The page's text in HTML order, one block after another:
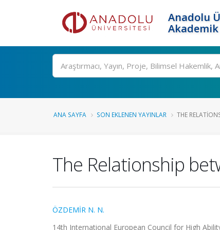
Anadolu
Ara
ANA SAYFA SON EKLENEN YAYINLAR THE
The Relationship
ÖZDEMİR N. N.
14th International European Council for High